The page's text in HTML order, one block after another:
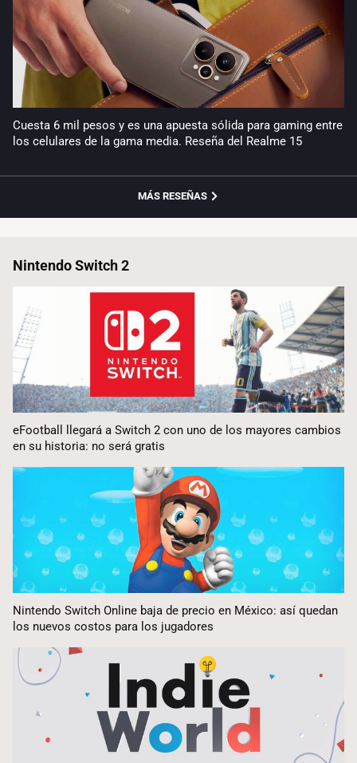
Cuesta 6 mil pesos y es una apuesta sólida para gaming entre
los celulares de la gama media. Reseña del Realme 15
MÁS RESEÑAS
Nintendo Switch 2
eFootball llegará a Switch 2 con uno de los mayores cambios
en su historia: no será gratis
Nintendo Switch Online baja de precio en México: así quedan
los nuevos costos para los jugadores